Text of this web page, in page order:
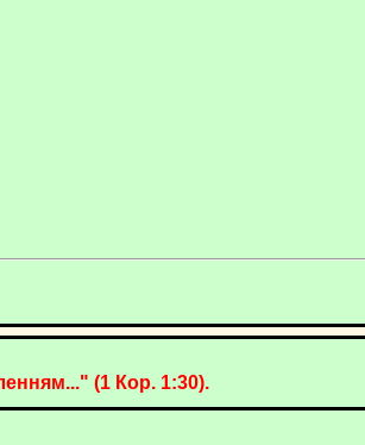
(1 Кор. 1:30).